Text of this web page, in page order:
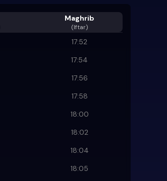
Maghrib
(Iftar)
17:52
17:54
17:56
17:58
18:00
18:02
18:04
18:05